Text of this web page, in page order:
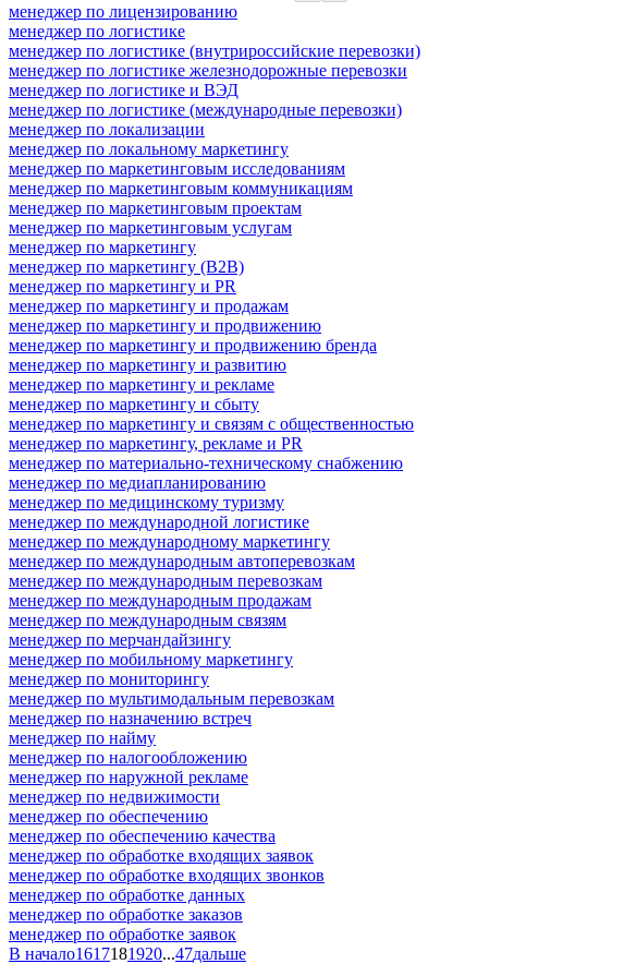
менеджер по лицензированию
менеджер по логистике
менеджер по логистике (внутрироссийские перевозки)
менеджер по логистике железнодорожные перевозки
менеджер по логистике и ВЭД
менеджер по логистике (международные перевозки)
менеджер по локализации
менеджер по локальному маркетингу
менеджер по маркетинговым исследованиям
менеджер по маркетинговым коммуникациям
менеджер по маркетинговым проектам
менеджер по маркетинговым услугам
менеджер по маркетингу
менеджер по маркетингу (B2B)
менеджер по маркетингу и PR
менеджер по маркетингу и продажам
менеджер по маркетингу и продвижению
менеджер по маркетингу и продвижению бренда
менеджер по маркетингу и развитию
менеджер по маркетингу и рекламе
менеджер по маркетингу и сбыту
менеджер по маркетингу и связям с общественностью
менеджер по маркетингу, рекламе и PR
менеджер по материально-техническому снабжению
менеджер по медиапланированию
менеджер по медицинскому туризму
менеджер по международной логистике
менеджер по международному маркетингу
менеджер по международным автоперевозкам
менеджер по международным перевозкам
менеджер по международным продажам
менеджер по международным связям
менеджер по мерчандайзингу
менеджер по мобильному маркетингу
менеджер по мониторингу
менеджер по мультимодальным перевозкам
менеджер по назначению встреч
менеджер по найму
менеджер по налогообложению
менеджер по наружной рекламе
менеджер по недвижимости
менеджер по обеспечению
менеджер по обеспечению качества
менеджер по обработке входящих заявок
менеджер по обработке входящих звонков
менеджер по обработке данных
менеджер по обработке заказов
менеджер по обработке заявок
В начало1617181920...47дальше